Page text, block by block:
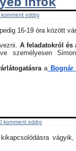
komment eddig
16-19 óra között
A feladatokról és
személyesen
aBognár
komment eddig